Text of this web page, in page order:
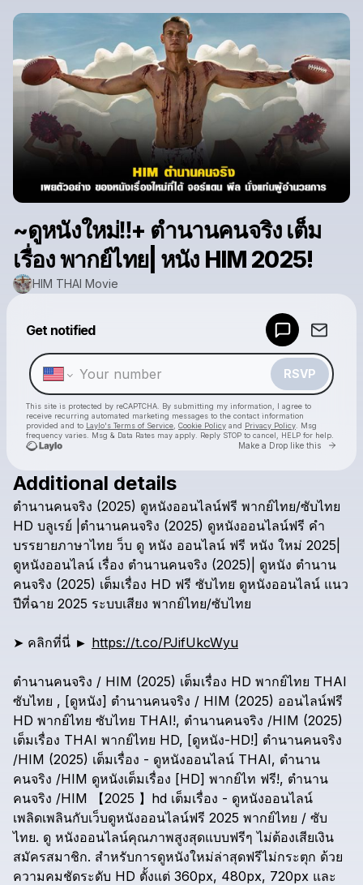
~ดูหนังใหม่‼️+ ตำนานคนจริง เต็ม
เรื่อง พากย์ไทย| หนัง HIM 2025!
HIM THAI Movie
Get notified
RSVP
This site is protected by reCAPTCHA. By submitting my information, I agree to
receive recurring automated marketing messages to the contact information
provided and to Laylo's Terms of Service Cookie Policy and Privacy Policy . Msg
frequency varies. Msg & Data Rates may apply. Reply STOP to cancel, HELP for help.
Make a Drop like this Go
HIM THAI Movie
Check your texts
Additional details
ตำนานคนจริง (2025) ดูหนังออนไลน์ฟรี พากย์ไทย/ซับไทย
HD บลูเรย์ |ตำนานคนจริง (2025) ดูหนังออนไลน์ฟรี คำ
บรรยายภาษาไทย ว็บ ดู หนัง ออนไลน์ ฟรี หนัง ใหม่ 2025|
ดูหนังออนไลน์ เรื่อง ตำนานคนจริง (2025)| ดูหนัง ตำนาน
คนจริง (2025) เต็มเรื่อง HD ฟรี ซับไทย ดูหนังออนไลน์ แนว
ปีที่ฉาย 2025 ระบบเสียง พากย์ไทย/ซับไทย
➤ คลิกที่นี่ ► https://t.co/PJifUkcWyu
ตำนานคนจริง / HIM (2025) เต็มเรื่อง HD พากย์ไทย THAI
ซับไทย , [ดูหนัง] ตำนานคนจริง / HIM (2025) ออนไลน์ฟรี
HD พากย์ไทย ซับไทย THAI!, ตำนานคนจริง /HIM (2025)
เต็มเรื่อง THAI พากย์ไทย HD, [ดูหนัง-HD!] ตำนานคนจริง
/HIM (2025) เต็มเรื่อง - ดูหนังออนไลน์ THAI, ตำนาน
คนจริง /HIM ดูหนังเต็มเรื่อง [HD] พากย์ไท ฟรี!, ตำนาน
คนจริง /HIM 【2025 】hd เต็มเรื่อง - ดูหนังออนไลน์
เพลิดเพลินกับเว็บดูหนังออนไลน์ฟรี 2025 พากย์ไทย / ซับ
ไทย. ดู หนังออนไลน์คุณภาพสูงสุดแบบฟรีๆ ไม่ต้องเสียเงิน
สมัครสมาชิก. สำหรับการดูหนังใหม่ล่าสุดฟรีไม่กระตุก ด้วย
ความคมชัดระดับ HD ตั้งแต่ 360px, 480px, 720px และ